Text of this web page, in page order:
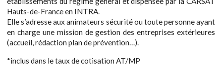
Hauts-de-France en INTRA.
Elle s’adresse aux animateurs sécurité ou toute personne ayant
en charge une mission de gestion des entreprises extérieures
(accueil, rédaction plan de prévention…).
*inclus dans le taux de cotisation AT/MP